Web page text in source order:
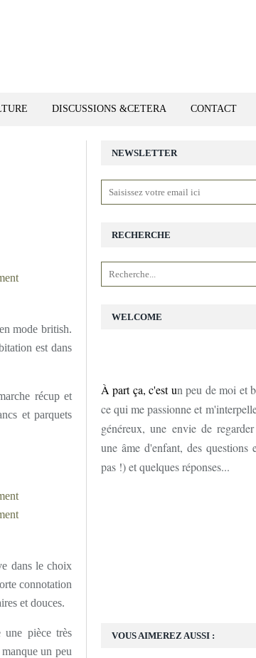
DISCUSSIONS &CETERA CONTACT
mode british.
est dans
récup et
et parquets
dans le choix
connotation
et douces.
une pièce très
un peu
NEWSLETTER
RECHERCHE
VOUS AIMEREZ AUSSI :
WELCOME
À part ça, c'est un peu de moi et
ce qui me passionne et
généreux, une envie de
une âme d'enfant, des questions
pas !) et quelques réponses...